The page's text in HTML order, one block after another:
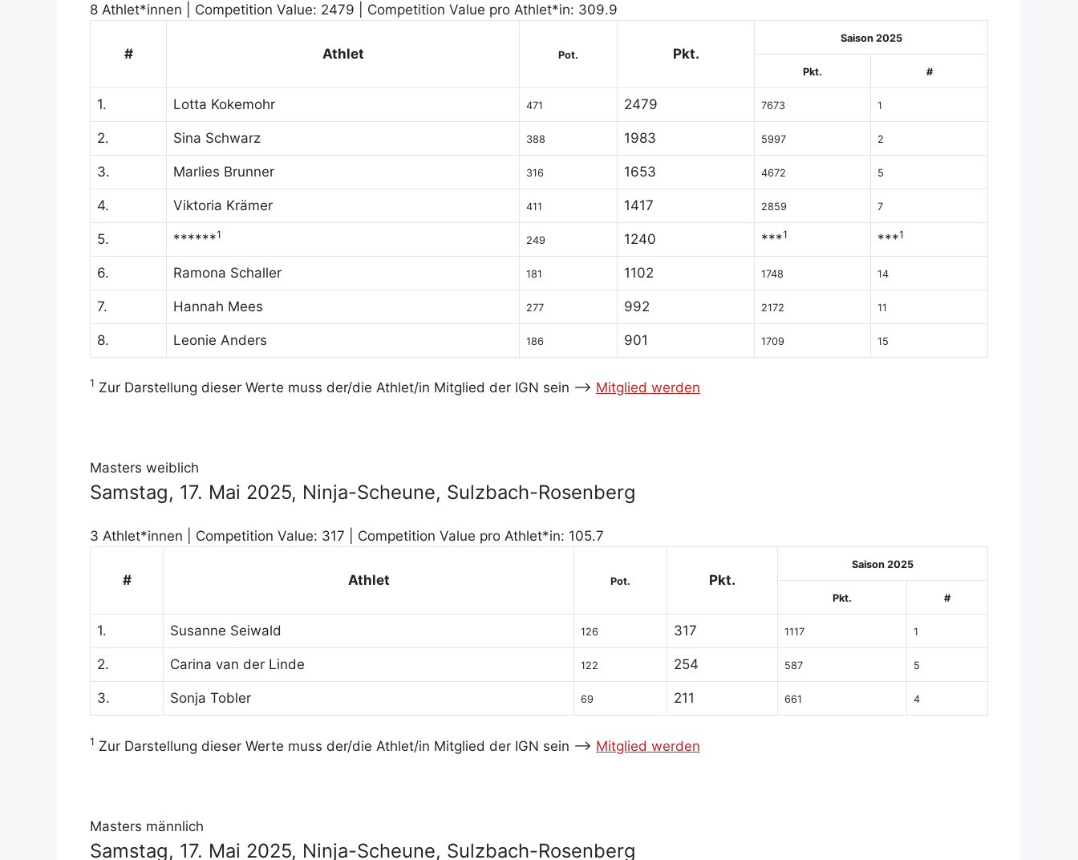
8 Athlet*innen | Competition Value: 2479 | Competition Value pro Athlet*in: 309.9
# Athlet Pot. Pkt.
Saison 2025
Pkt. #
1. Lotta Kokemohr 471 2479 7673 1
2. Sina Schwarz 388 1983 5997 2
3. Marlies Brunner 316 1653 4672 5
4. Viktoria Krämer 411 1417 2859 7
5. ******1 249 1240 ***1 ***1
6. Ramona Schaller 181 1102 1748 14
7. Hannah Mees 277 992 2172 11
8. Leonie Anders 186 901 1709 15
1 Zur Darstellung dieser Werte muss der/die Athlet/in Mitglied der IGN sein --> Mitglied werden
Masters weiblich
Samstag, 17. Mai 2025, Ninja-Scheune, Sulzbach-Rosenberg
3 Athlet*innen | Competition Value: 317 | Competition Value pro Athlet*in: 105.7
# Athlet Pot. Pkt.
Saison 2025
Pkt. #
1. Susanne Seiwald 126 317 1117 1
2. Carina van der Linde 122 254 587 5
3. Sonja Tobler 69 211 661 4
1 Zur Darstellung dieser Werte muss der/die Athlet/in Mitglied der IGN sein --> Mitglied werden
Masters männlich
Samstag, 17. Mai 2025, Ninja-Scheune, Sulzbach-Rosenberg